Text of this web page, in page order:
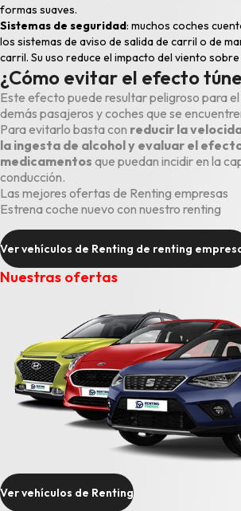
formas suaves.
Sistemas de seguridad: muchos coches
los sistemas de aviso de salida de carril o de
carril. Su uso reduce el impacto del viento
¿Cómo evitar el efecto
Este efecto puede resultar peligroso para
demás pasajeros y coches que se
Para evitarlo basta con reducir la
la ingesta de alcohol y evaluar el
medicamentos que puedan incidir en la
conducción.
Las mejores ofertas de Renting empresas
Estrena coche nuevo con nuestro renting
Ver vehículos de Renting de renting
Nuestras ofertas
Ver vehículos de Renting